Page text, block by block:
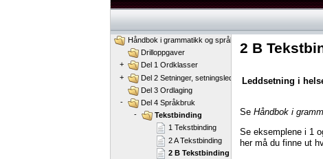
2 B
Leddsetning i
Se Håndbok i
Se eksemplene i 1
her må du finne ut
Håndbok i grammatikk og språkbruk
Drilloppgaver
+
Del 1 Ordklasser
+
Del 2 Setninger, setningsledd og ordstilling
Del 3 Ordlaging
-
Del 4 Språkbruk
-
Tekstbinding
1 Tekstbinding
2 A Tekstbinding
2 B Tekstbinding